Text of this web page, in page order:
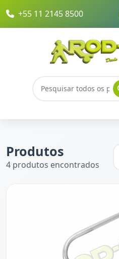
+55 11 2145 8500
Produtos
4 produtos encontrados